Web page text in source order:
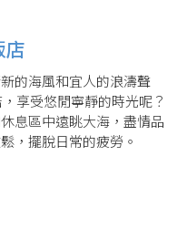
鐵豊洲站，交通便利。
店
的海風和宜人的浪濤聲
享受悠閒寧靜的時光呢？
息區中遠眺大海，盡情品
，擺脫日常的疲勞。